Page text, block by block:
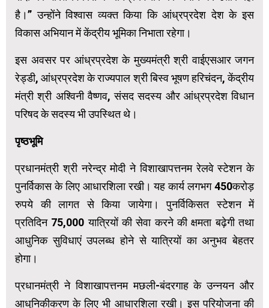
है।” उन्होंने विश्वास व्यक्त किया कि आंध्रप्रदेश देश के इस
विकास अभियान में केंद्रीय भूमिका निभाता रहेगा।
इस अवसर पर आंध्रप्रदेश के मुख्यमंत्री श्री वाईएसआर जगन
रेड्डी, आंध्रप्रदेश के राज्यपाल श्री बिस्व भूषण हरिचंदन, केंद्रीय
मंत्री श्री अश्विनी वैष्णव, संसद सदस्य और आंध्रप्रदेश विधान
परिषद के सदस्य भी उपस्थित थे।
पृष्ठभूमि
प्रधानमंत्री श्री नरेन्द्र मोदी ने विशाखापत्तनम रेलवे स्टेशन के
पुनर्विकास के लिए आधारशिला रखी। यह कार्य लगभग 450करोड़
रुपये की लागत से किया जायेगा। पुनर्विकिसत स्टेशन में
प्रतिदिन 75,000 यात्रियों की सेवा करने की क्षमता बढ़ेगी तथा
आधुनिक सुविधाएं उपलब्ध होने से यात्रियों का अनुभव बेहतर
होगा।
प्रधानमंत्री ने विशाखापत्तनम मछली-बंदरगाह के उन्नयन और
आधुनिकीकरण के लिए भी आधारशिला रखी। इस परियोजना की